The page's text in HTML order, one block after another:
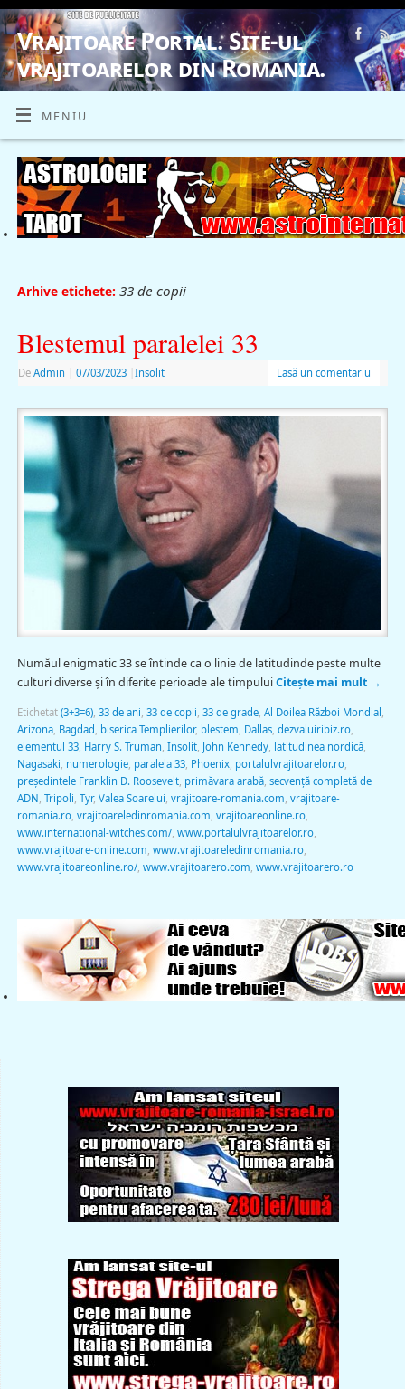
Vrajitoare Portal. Site-ul
vrajitoarelor din Romania.
VRAJITOARE, VRAJITOARELE, VRAJITOARE
MENIU
Arhive etichete: 33 de copii
Blestemul paralelei 33
De Admin 07/03/2023 Insolit Lasă un comentariu
Număul enigmatic 33 se întinde ca o linie de latitudinde peste multe
culturi diverse şi în diferite perioade ale timpuluiCitește mai mult →
Etichetat (3+3=6), 33 de ani 33 de copii 33 de grade, Al Doilea Război Mondial
Arizona, Bagdad biserica Templierilor, blestem Dallas, dezvaluiribiz.ro,
elementul 33, Harry S. Truman Insolit, John Kennedy, latitudinea nordică,
Nagasaki numerologie, paralela 33, Phoenix, portalulvrajitoarelor.ro,
preşedintele Franklin D. Roosevelt, primăvara arabă, secvenţă completă de
ADN Tripoli Tyr, Valea Soarelui vrajitoare-romania.com vrajitoare-
romania.ro, vrajitoareledinromania.com vrajitoareonline.ro,
www.international-witches.com/, www.portalulvrajitoarelor.ro,
www.vrajitoare-online.com www.vrajitoareledinromania.ro,
www.vrajitoareonline.ro/, www.vrajitoarero.com www.vrajitoarero.ro